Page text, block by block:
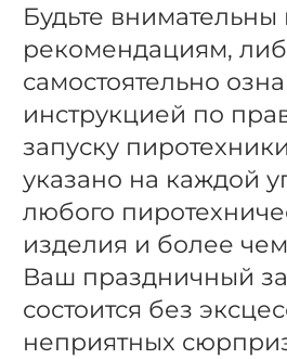
Будьте
рекомендациям,
самостоятельно
инструкцией по
запуску
указано на каждой
любого
изделия и более
Ваш праздничный
состоится без
неприятных